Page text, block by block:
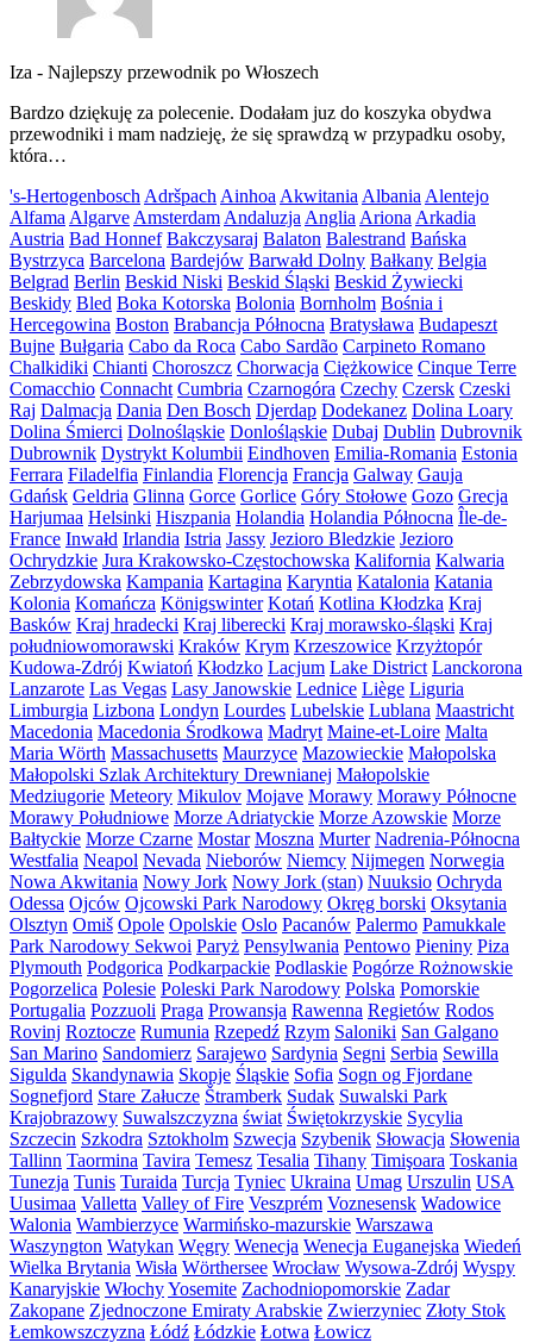
Iza - Najlepszy przewodnik po Włoszech
Bardzo dziękuję za polecenie. Dodałam juz do koszyka obydwa
przewodniki i mam nadzieję, że się sprawdzą w przypadku osoby,
która…
's-Hertogenbosch Adršpach Ainhoa Akwitania Albania Alentejo
Alfama Algarve Amsterdam Andaluzja Anglia Ariona Arkadia
Austria Bad Honnef Bakczysaraj Balaton Balestrand Bańska
Bystrzyca Barcelona Bardejów Barwałd Dolny Bałkany Belgia
Belgrad Berlin Beskid Niski Beskid Śląski Beskid Żywiecki
Beskidy Bled Boka Kotorska Bolonia Bornholm Bośnia i
Hercegowina Boston Brabancja Północna Bratysława Budapeszt
Bujne Bułgaria Cabo da Roca Cabo Sardão Carpineto Romano
Chalkidiki Chianti Choroszcz Chorwacja Ciężkowice Cinque Terre
Comacchio Connacht Cumbria Czarnogóra Czechy Czersk Czeski
Raj Dalmacja Dania Den Bosch Djerdap Dodekanez Dolina Loary
Dolina Śmierci Dolnośląskie Donlośląskie Dubaj Dublin Dubrovnik
Dubrownik Dystrykt Kolumbii Eindhoven Emilia-Romania Estonia
Ferrara Filadelfia Finlandia Florencja Francja Galway Gauja
Gdańsk Geldria Glinna Gorce Gorlice Góry Stołowe Gozo Grecja
Harjumaa Helsinki Hiszpania Holandia Holandia Północna Île-de-
France Inwałd Irlandia Istria Jassy Jezioro Bledzkie Jezioro
Ochrydzkie Jura Krakowsko-Częstochowska Kalifornia Kalwaria
Zebrzydowska Kampania Kartagina Karyntia Katalonia Katania
Kolonia Komańcza Königswinter Kotań Kotlina Kłodzka Kraj
Basków Kraj hradecki Kraj liberecki Kraj morawsko-śląski Kraj
południowomorawski Kraków Krym Krzeszowice Krzyżtopór
Kudowa-Zdrój Kwiatoń Kłodzko Lacjum Lake District Lanckorona
Lanzarote Las Vegas Lasy Janowskie Lednice Liège Liguria
Limburgia Lizbona Londyn Lourdes Lubelskie Lublana Maastricht
Macedonia Macedonia Środkowa Madryt Maine-et-Loire Malta
Maria Wörth Massachusetts Maurzyce Mazowieckie Małopolska
Małopolski Szlak Architektury Drewnianej Małopolskie
Medziugorie Meteory Mikulov Mojave Morawy Morawy Północne
Morawy Południowe Morze Adriatyckie Morze Azowskie Morze
Bałtyckie Morze Czarne Mostar Moszna Murter Nadrenia-Północna
Westfalia Neapol Nevada Nieborów Niemcy Nijmegen Norwegia
Nowa Akwitania Nowy Jork Nowy Jork (stan) Nuuksio Ochryda
Odessa Ojców Ojcowski Park Narodowy Okręg borski Oksytania
Olsztyn Omiš Opole Opolskie Oslo Pacanów Palermo Pamukkale
Park Narodowy Sekwoi Paryż Pensylwania Pentowo Pieniny Piza
Plymouth Podgorica Podkarpackie Podlaskie Pogórze Rożnowskie
Pogorzelica Polesie Poleski Park Narodowy Polska Pomorskie
Portugalia Pozzuoli Praga Prowansja Rawenna Regietów Rodos
Rovinj Roztocze Rumunia Rzepedź Rzym Saloniki San Galgano
San Marino Sandomierz Sarajewo Sardynia Segni Serbia Sewilla
Sigulda Skandynawia Skopje Śląskie Sofia Sogn og Fjordane
Sognefjord Stare Załucze Štramberk Sudak Suwalski Park
Krajobrazowy Suwalszczyzna świat Świętokrzyskie Sycylia
Szczecin Szkodra Sztokholm Szwecja Szybenik Słowacja Słowenia
Tallinn Taormina Tavira Temesz Tesalia Tihany Timişoara Toskania
Tunezja Tunis Turaida Turcja Tyniec Ukraina Umag Urszulin USA
Uusimaa Valletta Valley of Fire Veszprém Voznesensk Wadowice
Walonia Wambierzyce Warmińsko-mazurskie Warszawa
Waszyngton Watykan Węgry Wenecja Wenecja Euganejska Wiedeń
Wielka Brytania Wisła Wörthersee Wrocław Wysowa-Zdrój Wyspy
Kanaryjskie WłochyYosemite Zachodniopomorskie Zadar
Zakopane Zjednoczone Emiraty Arabskie Zwierzyniec Złoty Stok
Łemkowszczyzna Łódź Łódzkie Łotwa Łowicz